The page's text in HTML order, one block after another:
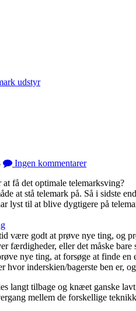
udstyr
Ingen kommentarer
få det optimale telemarksving?
at stå telemark på. Så i sidste
lyst til at blive dygtigere på
være godt at prøve nye ting, og
færdigheder, eller det måske
nye ting, at forsøge at finde en
hvor inderskien/bagerste ben er,
langt tilbage og knæet ganske
mellem de forskellige